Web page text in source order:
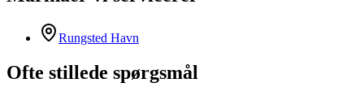
Rungsted Havn
Ofte stillede spørgsmål